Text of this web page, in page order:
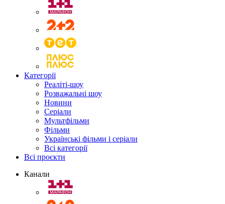
Категорії
Реаліті-шоу
Розважальні шоу
Новини
Серіали
Мультфільми
Фільми
Українські фільми і серіали
Всі категорії
Всі проєкти
Канали